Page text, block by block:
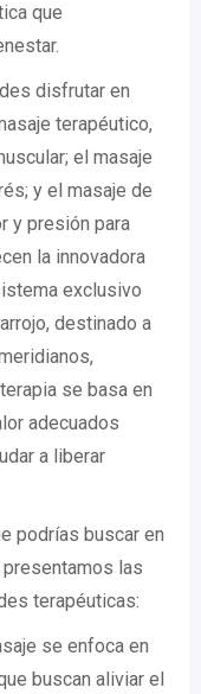
que
disfrutar en
terapéutico,
el masaje
y el masaje de
y presión para
la innovadora
exclusivo
destinado a
se basa en
adecuados
a liberar
podrías buscar en
presentamos las
terapéuticas:
se enfoca en
buscan aliviar el